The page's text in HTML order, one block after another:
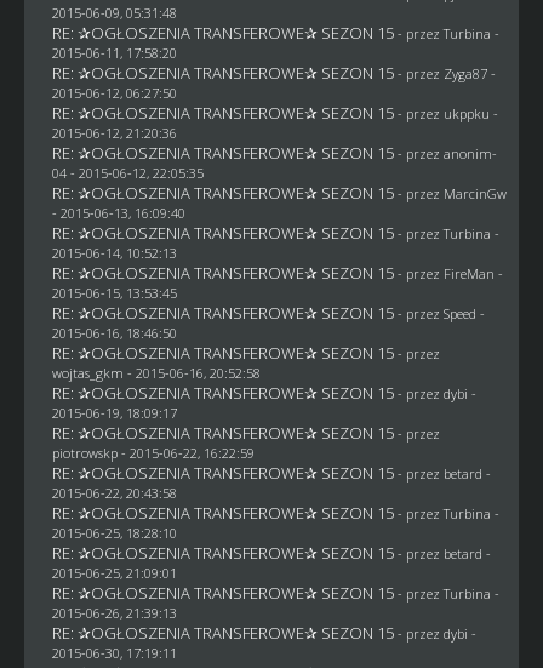
2015-06-09, 05:31:48
RE: ✰OGŁOSZENIA TRANSFEROWE✰ SEZON 15 - przez Turbina -
2015-06-11, 17:58:20
RE: ✰OGŁOSZENIA TRANSFEROWE✰ SEZON 15 - przez Zyga87-
2015-06-12, 06:27:50
RE: ✰OGŁOSZENIA TRANSFEROWE✰ SEZON 15 - przez ukppku -
2015-06-12, 21:20:36
RE: ✰OGŁOSZENIA TRANSFEROWE✰ SEZON 15 - przez anonim-
04- 2015-06-12, 22:05:35
RE: ✰OGŁOSZENIA TRANSFEROWE✰ SEZON 15 - przez MarcinGw
- 2015-06-13, 16:09:40
RE: ✰OGŁOSZENIA TRANSFEROWE✰ SEZON 15 - przez Turbina -
2015-06-14, 10:52:13
RE: ✰OGŁOSZENIA TRANSFEROWE✰ SEZON 15 - przez FireMan -
2015-06-15, 13:53:45
RE: ✰OGŁOSZENIA TRANSFEROWE✰ SEZON 15 - przez Speed -
2015-06-16, 18:46:50
RE: ✰OGŁOSZENIA TRANSFEROWE✰ SEZON 15 - przez
wojtas_gkm - 2015-06-16, 20:52:58
RE: ✰OGŁOSZENIA TRANSFEROWE✰ SEZON 15 - przez dybi -
2015-06-19, 18:09:17
RE: ✰OGŁOSZENIA TRANSFEROWE✰ SEZON 15 - przez
piotrowskp- 2015-06-22, 16:22:59
RE: ✰OGŁOSZENIA TRANSFEROWE✰ SEZON 15 - przez betard -
2015-06-22, 20:43:58
RE: ✰OGŁOSZENIA TRANSFEROWE✰ SEZON 15 - przez Turbina -
2015-06-25, 18:28:10
RE: ✰OGŁOSZENIA TRANSFEROWE✰ SEZON 15 - przez betard -
2015-06-25, 21:09:01
RE: ✰OGŁOSZENIA TRANSFEROWE✰ SEZON 15 - przez Turbina -
2015-06-26, 21:39:13
RE: ✰OGŁOSZENIA TRANSFEROWE✰ SEZON 15 - przez dybi -
2015-06-30, 17:19:11